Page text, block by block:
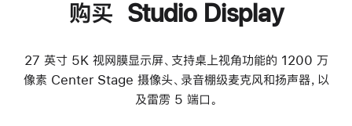
购买 Studio Display
27 英寸 5K 视网膜显示屏、支持桌上视角功能的 1200 万
像素 Center Stage 摄像头、录音棚级麦克风和扬声器，以
及雷雳 5 端口。